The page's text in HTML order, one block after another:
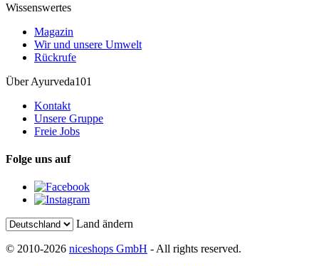
Wissenswertes
Magazin
Wir und unsere Umwelt
Rückrufe
Über Ayurveda101
Kontakt
Unsere Gruppe
Freie Jobs
Folge uns auf
Land ändern
© 2010-2026 niceshops GmbH - All rights reserved.